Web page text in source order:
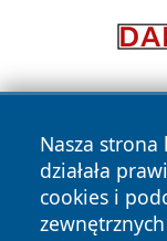
Nasza
działała
cookies i
Copyright © 2026